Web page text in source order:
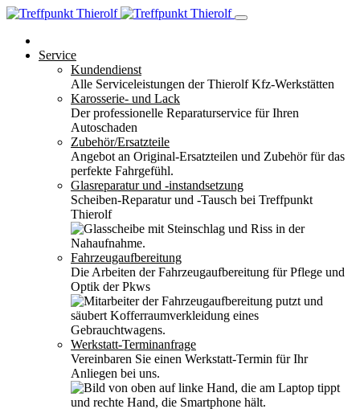
Service
Kundendienst
Alle Serviceleistungen der Thierolf Kfz-Werkstätten
Karosserie- und Lack
Der professionelle Reparaturservice für Ihren
Autoschaden
Zubehör/Ersatzteile
Angebot an Original-Ersatzteilen und Zubehör für das
perfekte Fahrgefühl.
Glasreparatur und -instandsetzung
Scheiben-Reparatur und -Tausch bei Treffpunkt
Thierolf
Fahrzeugaufbereitung
Die Arbeiten der Fahrzeugaufbereitung für Pflege und
Optik der Pkws
Werkstatt-Terminanfrage
Vereinbaren Sie einen Werkstatt-Termin für Ihr
Anliegen bei uns.